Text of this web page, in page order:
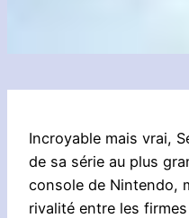
Incroyable mais vrai,
de sa série au plus
console de Nintendo,
rivalité entre les